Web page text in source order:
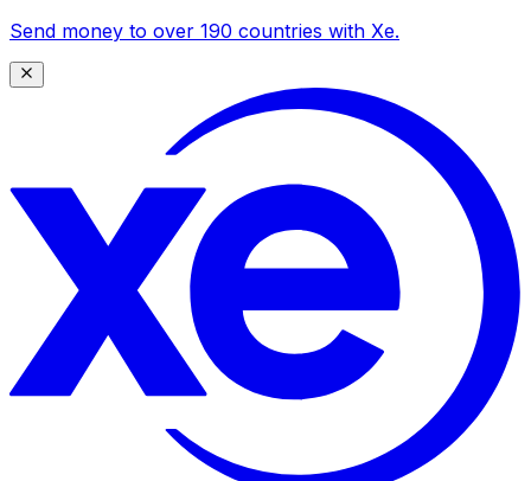
Send money to over 190 countries with Xe.